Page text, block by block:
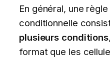
En général, une
conditionnelle
plusieurs conditions
format que les